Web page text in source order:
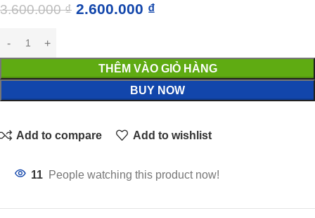
3.600.000₫ 2.600.000 ₫
THÊM VÀO GIỎ HÀNG
BUY NOW
Add to compare Add to wishlist
11 People watching this product now!